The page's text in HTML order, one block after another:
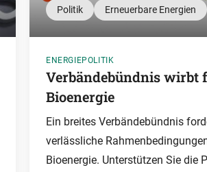
Politik Erneuerbare Energien
ENERGIEPOLITIK
Verbändebündnis wirbt
Bioenergie
Ein breites Verbändebündnis
verlässliche
Bioenergie. Unterstützen Sie die